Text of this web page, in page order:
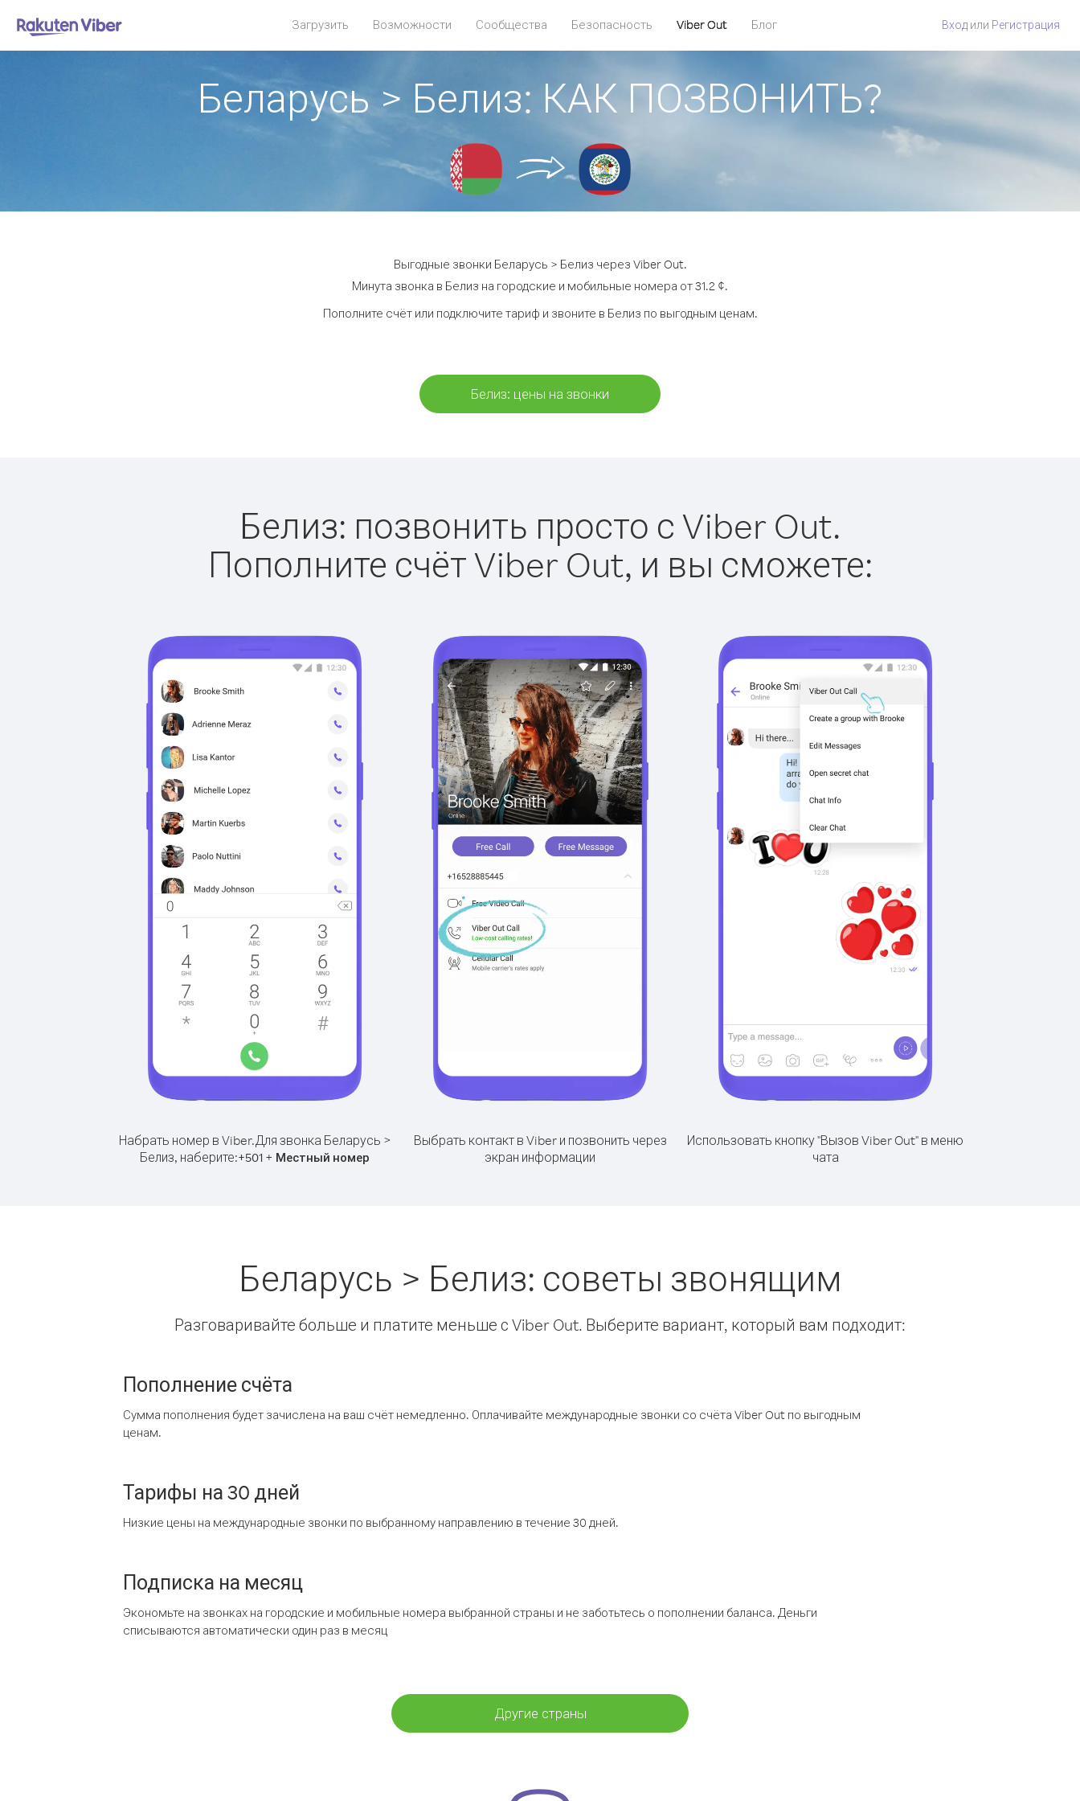
Загрузить Возможности Сообщества Безопасность Viber Out Блог Вход или Регистрация
Беларусь > Белиз: КАК ПОЗВОНИТЬ?
Выгодные звонки Беларусь > Белиз через Viber Out.
Минута звонка в Белиз на городские и мобильные номера от 31.2 ¢.
Пополните счёт или подключите тариф и звоните в Белиз по выгодным ценам.
Белиз: цены на звонки
Белиз: позвонить просто с Viber Out.
Пополните счёт Viber Out, и вы сможете:
Набрать номер в Viber.Для звонка Беларусь >
Белиз, наберите:+501 + Местный номер
Выбрать контакт в Viber и позвонить через
экран информации
Использовать кнопку "Вызов Viber Out" в меню
чата
Беларусь > Белиз: советы звонящим
Разговаривайте больше и платите меньше с Viber Out. Выберите вариант, который вам подходит:
Пополнение счёта
Сумма пополнения будет зачислена на ваш счёт немедленно. Оплачивайте международные звонки со счёта Viber Out по выгодным
ценам.
Тарифы на 30 дней
Низкие цены на международные звонки по выбранному направлению в течение 30 дней.
Подписка на месяц
Экономьте на звонках на городские и мобильные номера выбранной страны и не заботьтесь о пополнении баланса. Деньги
списываются автоматически один раз в месяц
Другие страны